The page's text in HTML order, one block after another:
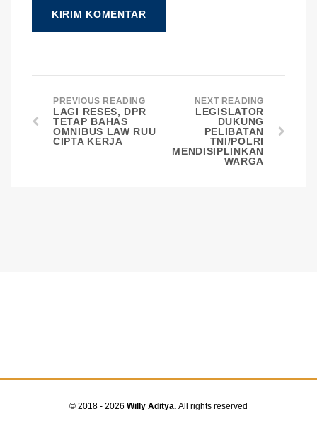
PREVIOUS READING
LAGI RESES, DPR
TETAP BAHAS
OMNIBUS LAW RUU
CIPTA KERJA
NEXT READING
LEGISLATOR
DUKUNG
PELIBATAN
TNI/POLRI
MENDISIPLINKAN
WARGA
© 2018 - 2026 Willy Aditya. All rights reserved